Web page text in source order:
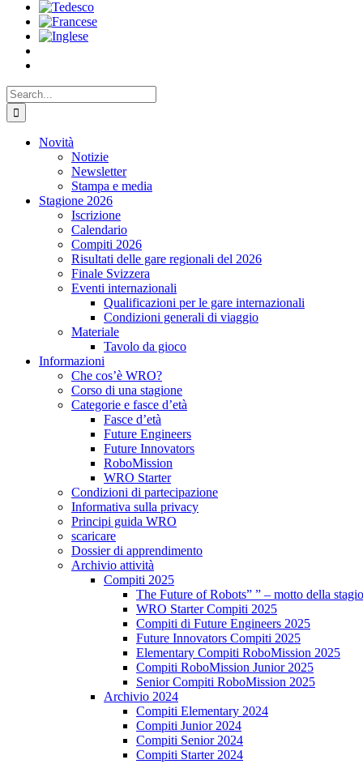
Search
for:
Novità
Notizie
Newsletter
Stampa e media
Stagione 2026
Iscrizione
Calendario
Compiti 2026
Risultati delle gare regionali del 2026
Finale Svizzera
Eventi internazionali
Qualificazioni per le gare internazionali
Condizioni generali di viaggio
Materiale
Tavolo da gioco
Informazioni
Che cos’è WRO?
Corso di una stagione
Categorie e fasce d’età
Fasce d’età
Future Engineers
Future Innovators
RoboMission
WRO Starter
Condizioni di partecipazione
Informativa sulla privacy
Principi guida WRO
scaricare
Dossier di apprendimento
Archivio attività
Compiti 2025
The Future of Robots” ” – motto della
WRO Starter Compiti 2025
Compiti di Future Engineers 2025
Future Innovators Compiti 2025
Elementary Compiti RoboMission 2025
Compiti RoboMission Junior 2025
Senior Compiti RoboMission 2025
Archivio 2024
Compiti Elementary 2024
Compiti Junior 2024
Compiti Senior 2024
Compiti Starter 2024